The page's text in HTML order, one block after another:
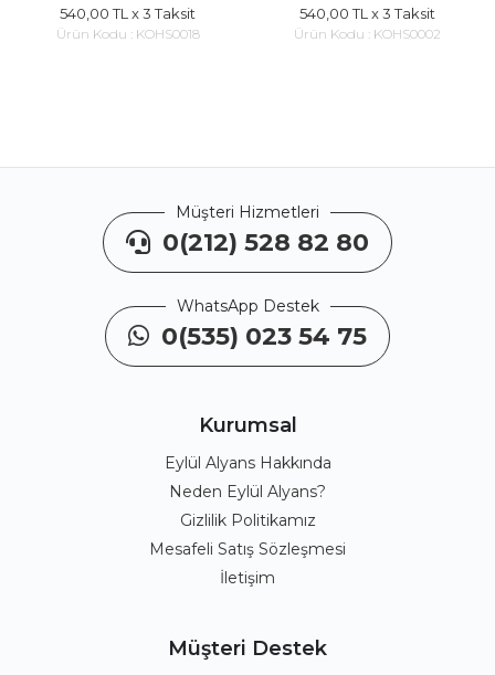
540,00 TL x 3 Taksit
Ürün Kodu : KOHS0018
540,00 TL x 3 Taksit
Ürün Kodu : KOHS0002
Müşteri Hizmetleri
0(212) 528 82 80
WhatsApp Destek
0(535) 023 54 75
Kurumsal
Eylül Alyans Hakkında
Neden Eylül Alyans?
Gizlilik Politikamız
Mesafeli Satış Sözleşmesi
İletişim
Müşteri Destek